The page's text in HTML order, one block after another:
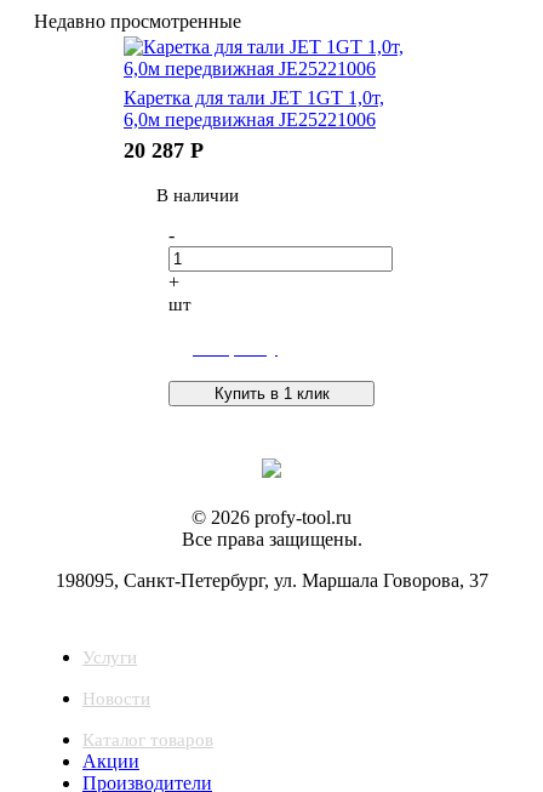
Недавно просмотренные
Каретка для тали JET 1GT 1,0т,
6,0м передвижная JE25221006
20 287 Р
В наличии
-
+
шт
Купить в 1 клик
© 2026 profy-tool.ru
Все права защищены.
198095, Санкт-Петербург, ул. Маршала Говорова, 37
Услуги
Новости
Каталог товаров
Акции
Производители